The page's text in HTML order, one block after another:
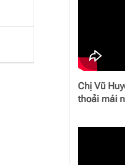
Chị Vũ
thoải mái